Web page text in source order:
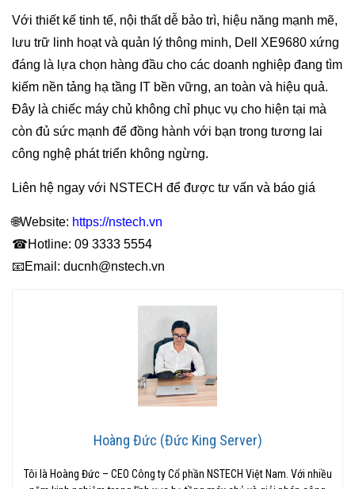
Với thiết kế tinh tế, nội thất dễ bảo trì, hiệu năng mạnh mẽ,
lưu trữ linh hoạt và quản lý thông minh, Dell XE9680 xứng
đáng là lựa chọn hàng đầu cho các doanh nghiệp đang tìm
kiếm nền tảng hạ tầng IT bền vững, an toàn và hiệu quả.
Đây là chiếc máy chủ không chỉ phục vụ cho hiện tại mà
còn đủ sức mạnh để đồng hành với bạn trong tương lai
công nghệ phát triển không ngừng.
Liên hệ ngay với NSTECH để được tư vấn và báo giá
🌐Website: https://nstech.vn
☎Hotline: 09 3333 5554
📧Email: ducnh@nstech.vn
Hoàng Đức (Đức King Server)
Tôi là Hoàng Đức – CEO Công ty Cổ phần NSTECH Việt Nam. Với nhiều